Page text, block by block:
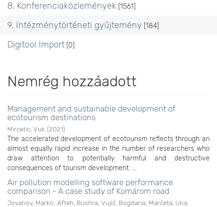
8. Konferenciaközlemények [1561]
9. Intézménytörténeti gyűjtemény [184]
Digitool Import [0]
Nemrég hozzáadott
Management and sustainable development of
ecotourism destinations
Mircetic, Vuk (2021)
The accelerated development of ecotourism reflects through an
almost equally rapid increase in the number of researchers who
draw attention to potentially harmful and destructive
consequences of tourism development. ...
Air pollution modelling software performance
comparison - A case study of Komárom road
Jovanov, Marko; Afteh, Bushra; Vujić, Bogdana; Marčeta, Una;